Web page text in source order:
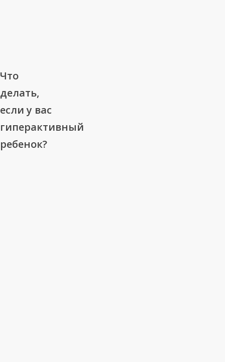
Что
если
у
вас
гиперактивный
ребенок?
Что
делать,
если у вас
гиперактивный
ребенок?